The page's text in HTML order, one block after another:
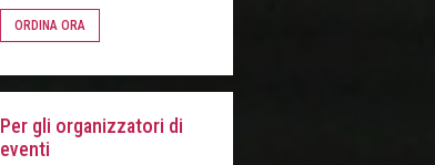
ORDINA ORA
Per gli organizzatori di
eventi